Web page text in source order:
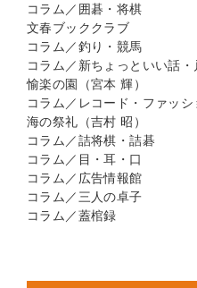
コラム／囲碁・将棋
文春ブッククラブ
コラム／釣り・競馬
コラム／新ちょっといい話・
愉楽の園（宮本 輝）
コラム／レコード・ファッシ
海の祭礼（吉村 昭）
コラム／詰将棋・詰碁
コラム／目・耳・口
コラム／広告情報館
コラム／三人の卓子
コラム／蓋棺録